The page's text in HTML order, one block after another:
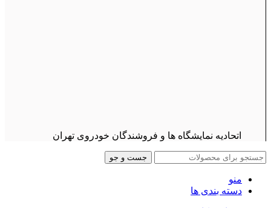
اتحادیه نمایشگاه ها و فروشندگان خودروی تهران
جست و جو
منو
دسته بندی ها